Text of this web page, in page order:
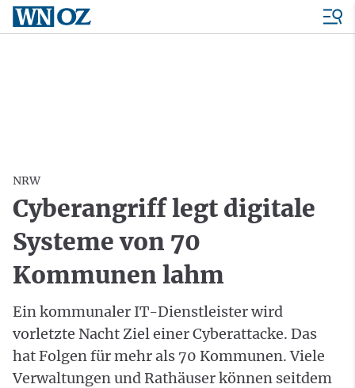
NRW
Cyberangriff legt digitale
Systeme von 70
Kommunen lahm
Ein kommunaler IT-Dienstleister wird
vorletzte Nacht Ziel einer Cyberattacke. Das
hat Folgen für mehr als 70 Kommunen. Viele
Verwaltungen und Rathäuser können seitdem